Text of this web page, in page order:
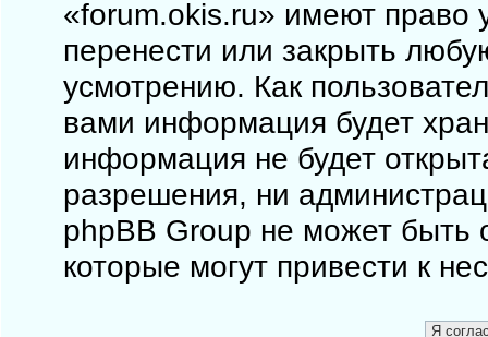
«forum.okis.ru» имеют право
перенести или закрыть
усмотрению. Как
вами информация будет
информация не будет
разрешения, ни
phpBB Group не может быть
которые могут привести к